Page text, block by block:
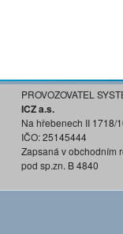
PROVOZOVATEL
ICZ a.s.
Na hřebenech II 1718/
IČO: 25145444
Zapsaná v obchodním
pod sp.zn. B 4840